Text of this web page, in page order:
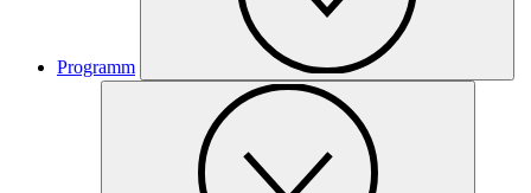
Programm